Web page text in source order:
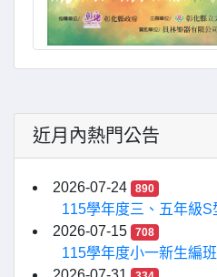
近月內熱門公告
2026-07-24 890
115學年度三、五年級
2026-07-15
708
115學年度小一新生編